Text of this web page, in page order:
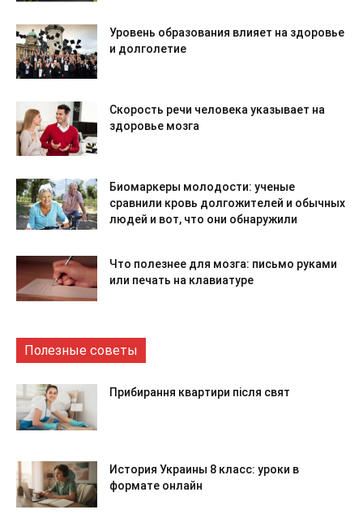
Уровень образования влияет на здоровье
и долголетие
Скорость речи человека указывает на
здоровье мозга
Биомаркеры молодости: ученые
сравнили кровь долгожителей и обычных
людей и вот, что они обнаружили
Что полезнее для мозга: письмо руками
или печать на клавиатуре
Полезные советы
Прибирання квартири після свят
История Украины 8 класс: уроки в
формате онлайн